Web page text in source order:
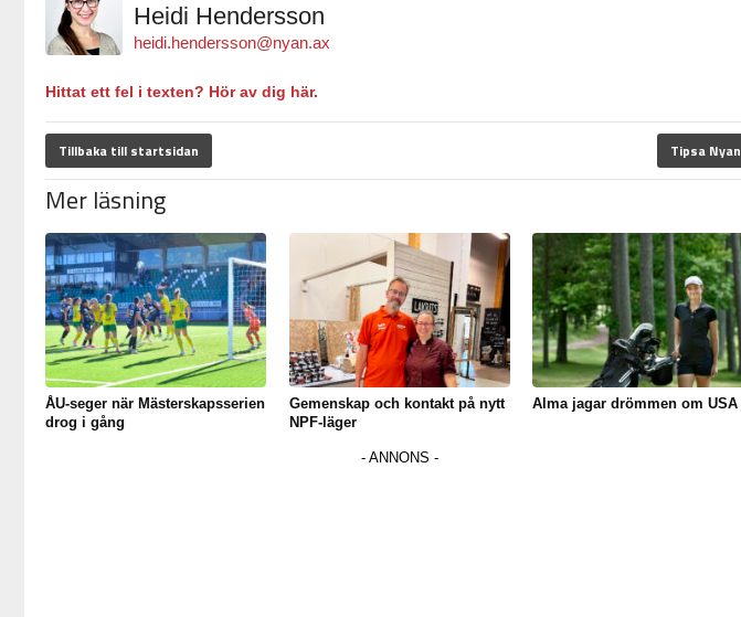
Heidi Hendersson
heidi.hendersson@nyan.ax
Hittat ett fel i texten? Hör av dig här.
Tillbaka till startsidan Tipsa Nyan
Mer läsning
ÅU-seger när Mästerskapsserien
drog i gång
Gemenskap och kontakt på nytt
NPF-läger
Alma jagar drömmen om USA